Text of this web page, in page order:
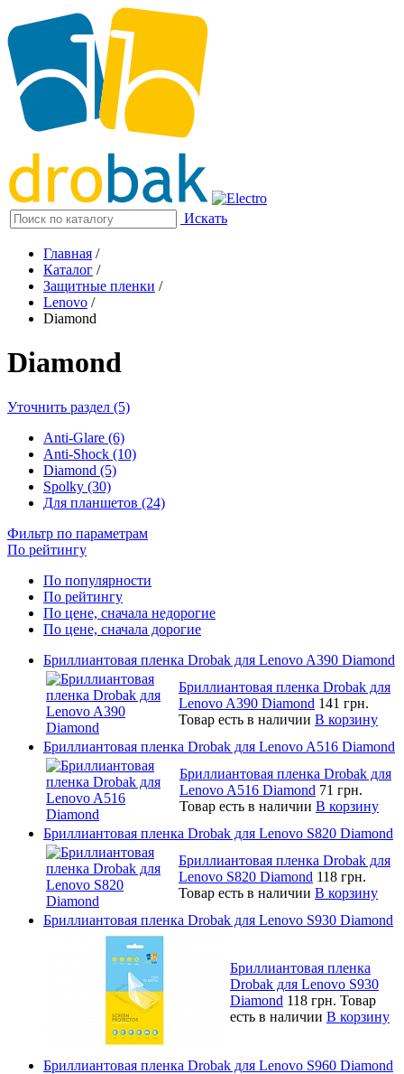
Искать
Главная /
Каталог /
Защитные пленки /
Lenovo /
Diamond
Diamond
Уточнить раздел (5)
Anti-Glare (6)
Anti-Shock (10)
Diamond (5)
Spolky (30)
Для планшетов (24)
Фильтр по параметрам
По рейтингу
По популярности
По рейтингу
По цене, сначала недорогие
По цене, сначала дорогие
Бриллиантовая пленка Drobak для Lenovo A390 Diamond
Бриллиантовая пленка Drobak для
Lenovo A390 Diamond 141 грн.
Товар есть в наличии В корзину
Бриллиантовая пленка Drobak для Lenovo A516 Diamond
Бриллиантовая пленка Drobak для
Lenovo A516 Diamond 71 грн.
Товар есть в наличии В корзину
Бриллиантовая пленка Drobak для Lenovo S820 Diamond
Бриллиантовая пленка Drobak для
Lenovo S820 Diamond 118 грн.
Товар есть в наличии В корзину
Бриллиантовая пленка Drobak для Lenovo S930 Diamond
Бриллиантовая пленка
Drobak для Lenovo S930
Diamond 118 грн. Товар
есть в наличии В корзину
Бриллиантовая пленка Drobak для Lenovo S960 Diamond